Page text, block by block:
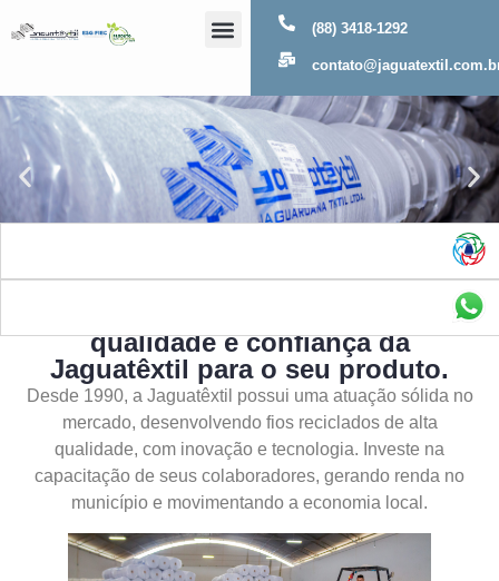
(88) 3418-1292
qualidade e confiança da
Jaguatêxtil para o seu produto.
Desde 1990, a Jaguatêxtil possui uma atuação sólida no
mercado, desenvolvendo fios reciclados de alta
qualidade, com inovação e tecnologia. Investe na
capacitação de seus colaboradores, gerando renda no
município e movimentando a economia local.